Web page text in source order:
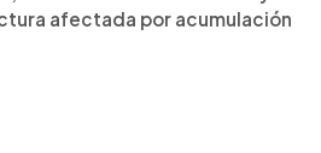
afectada por acumulación